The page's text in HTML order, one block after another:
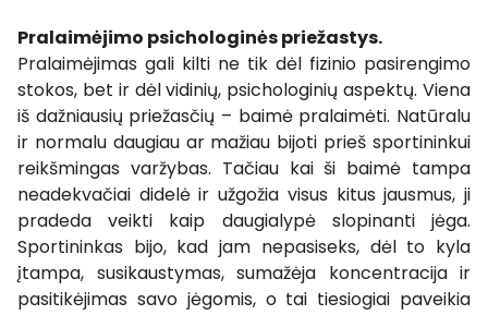
Pralaimėjimo psichologinės priežastys.
Pralaimėjimas gali kilti ne tik dėl fizinio pasirengimo
stokos, bet ir dėl vidinių, psichologinių aspektų. Viena
iš dažniausių priežasčių – baimė pralaimėti. Natūralu
ir normalu daugiau ar mažiau bijoti prieš sportininkui
reikšmingas varžybas. Tačiau kai ši baimė tampa
neadekvačiai didelė ir užgožia visus kitus jausmus, ji
pradeda veikti kaip daugialypė slopinanti jėga.
Sportininkas bijo, kad jam nepasiseks, dėl to kyla
įtampa, susikaustymas, sumažėja koncentracija ir
pasitikėjimas savo jėgomis, o tai tiesiogiai paveikia